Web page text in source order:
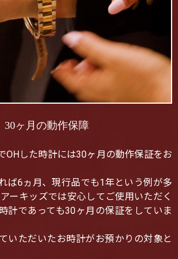
30ヶ月の動作保障
OHした時計には30ヶ月の動作保証をお
ば6ヵ月、現行品でも1年という例が多
ーキッズでは安心してご使用いただく
計であっても30ヶ月の保証をしていま
いただいたお時計がお預かりの対象と